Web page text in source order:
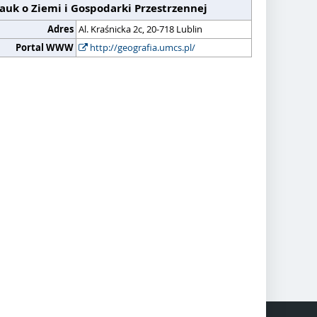
o Ziemi i Gospodarki Przestrzennej
Adres Al. Kraśnicka 2c, 20-718 Lublin
Portal WWW
http://geografia.umcs.pl/